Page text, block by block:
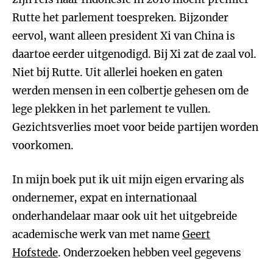
Rutte het parlement toespreken. Bijzonder
eervol, want alleen president Xi van China is
daartoe eerder uitgenodigd. Bij Xi zat de zaal vol.
Niet bij Rutte. Uit allerlei hoeken en gaten
werden mensen in een colbertje gehesen om de
lege plekken in het parlement te vullen.
Gezichtsverlies moet voor beide partijen worden
voorkomen.
In mijn boek put ik uit mijn eigen ervaring als
ondernemer, expat en internationaal
onderhandelaar maar ook uit het uitgebreide
academische werk van met nameGeert
Hofstede. Onderzoeken hebben veel gegevens